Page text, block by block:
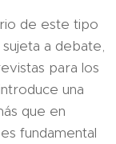
de este tipo
a debate,
para los
una
que en
fundamental